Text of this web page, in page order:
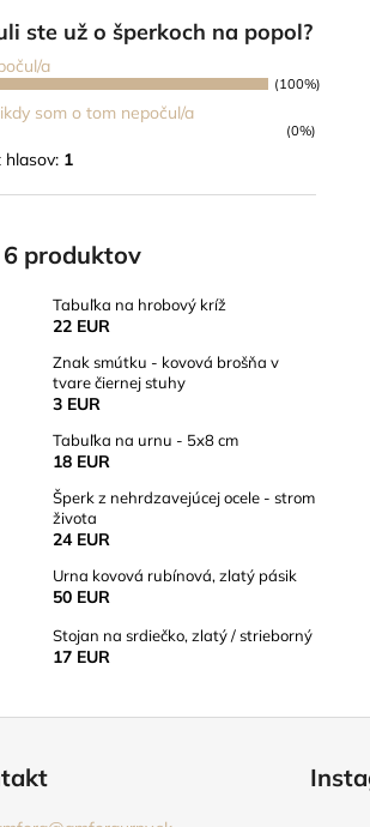
ste už o šperkoch na popol?
a
(100%)
som o tom nepočul/a
(0%)
hlasov: 1
6 produktov
Tabuľka na hrobový kríž
22 EUR
Znak smútku - kovová brošňa v
tvare čiernej stuhy
3 EUR
Tabuľka na urnu - 5x8 cm
18 EUR
Šperk z nehrdzavejúcej ocele - strom
života
24 EUR
Urna kovová rubínová, zlatý pásik
50 EUR
Stojan na srdiečko, zlatý / strieborný
17 EUR